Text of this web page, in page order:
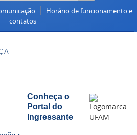
Horário de funcionamento e
contatos
Conheça o
Portal do
Ingressante